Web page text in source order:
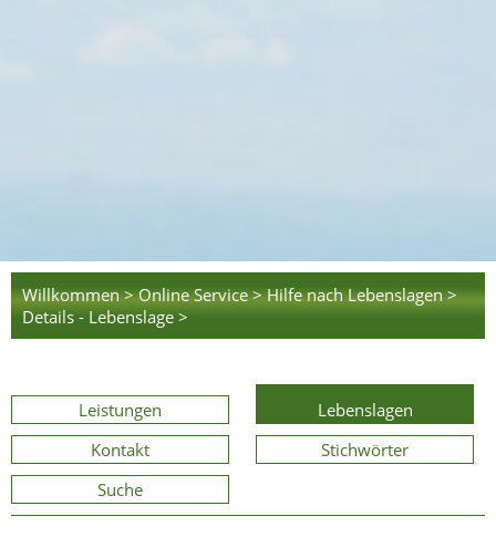
Willkommen > Online Service > Hilfe nach Lebenslagen >
Details - Lebenslage >
Leistungen
Lebenslagen
Kontakt
Stichwörter
Suche